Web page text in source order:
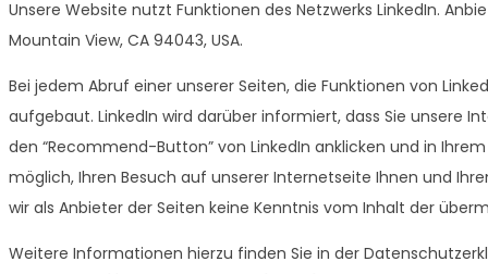
Unsere Website nutzt Funktionen des Netzwerks LinkedIn.
Mountain View, CA 94043, USA.
Bei jedem Abruf einer unserer Seiten, die Funktionen von
aufgebaut. LinkedIn wird darüber informiert, dass Sie unsere
den “Recommend-Button” von LinkedIn anklicken und in
möglich, Ihren Besuch auf unserer Internetseite Ihnen und
wir als Anbieter der Seiten keine Kenntnis vom Inhalt der
Weitere Informationen hierzu finden Sie in der